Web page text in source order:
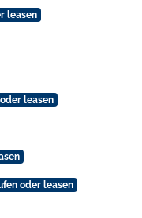
leasen
leasen
oder leasen